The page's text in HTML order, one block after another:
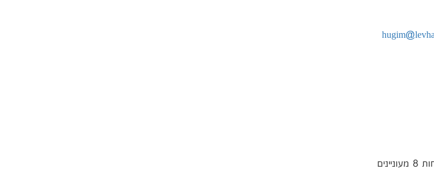
רוצים לפתוח חוג חדש? אספו נא רשימה של 8 מעוניינים בחוג או הכניסו לפחות 8 מעוניינים